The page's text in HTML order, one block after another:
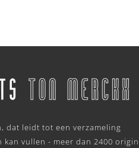
dat leidt tot een verzameling
kan vullen - meer dan 2400